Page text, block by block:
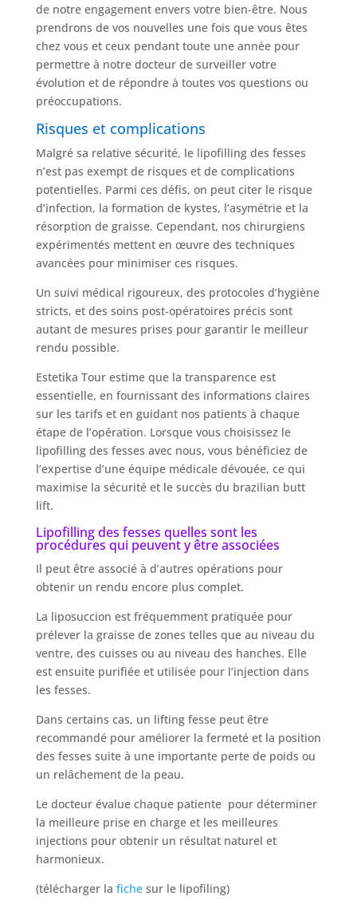
de notre engagement envers votre bien-être. Nous
prendrons de vos nouvelles une fois que vous êtes
chez vous et ceux pendant toute une année pour
permettre à notre docteur de surveiller votre
évolution et de répondre à toutes vos questions ou
préoccupations.
Risques et complications
Malgré sa relative sécurité, le lipofilling des fesses
n’est pas exempt de risques et de complications
potentielles. Parmi ces défis, on peut citer le risque
d’infection, la formation de kystes, l’asymétrie et la
résorption de graisse. Cependant, nos chirurgiens
expérimentés mettent en œuvre des techniques
avancées pour minimiser ces risques.
Un suivi médical rigoureux, des protocoles d’hygiène
stricts, et des soins post-opératoires précis sont
autant de mesures prises pour garantir le meilleur
rendu possible.
Estetika Tour estime que la transparence est
essentielle, en fournissant des informations claires
sur les tarifs et en guidant nos patients à chaque
étape de l’opération. Lorsque vous choisissez le
lipofilling des fesses avec nous, vous bénéficiez de
l’expertise d’une équipe médicale dévouée, ce qui
maximise la sécurité et le succès du brazilian butt
lift.
Lipofilling des fesses quelles sont les
procédures qui peuvent y être associées
Il peut être associé à d’autres opérations pour
obtenir un rendu encore plus complet.
La liposuccion est fréquemment pratiquée pour
prélever la graisse de zones telles que au niveau du
ventre, des cuisses ou au niveau des hanches. Elle
est ensuite purifiée et utilisée pour l’injection dans
les fesses.
Dans certains cas, un lifting fesse peut être
recommandé pour améliorer la fermeté et la position
des fesses suite à une importante perte de poids ou
un relâchement de la peau.
Le docteur évalue chaque patiente pour déterminer
la meilleure prise en charge et les meilleures
injections pour obtenir un résultat naturel et
harmonieux.
(télécharger la fichesur le lipofiling)